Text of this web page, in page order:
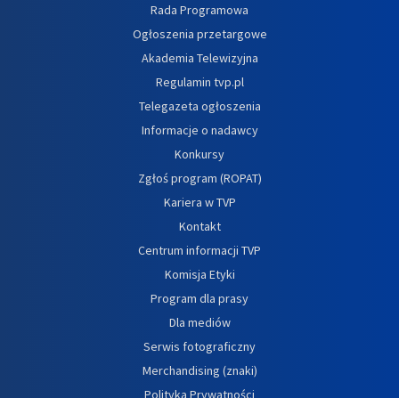
Rada Programowa
Ogłoszenia przetargowe
Akademia Telewizyjna
Regulamin tvp.pl
Telegazeta ogłoszenia
Informacje o nadawcy
Konkursy
Zgłoś program (ROPAT)
Kariera w TVP
Kontakt
Centrum informacji TVP
Komisja Etyki
Program dla prasy
Dla mediów
Serwis fotograficzny
Merchandising (znaki)
Polityka Prywatności